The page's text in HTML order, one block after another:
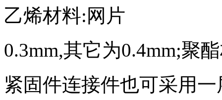
乙烯材料:网片
0.3mm,其它为0.4mm;聚
紧固件连接件也可采用